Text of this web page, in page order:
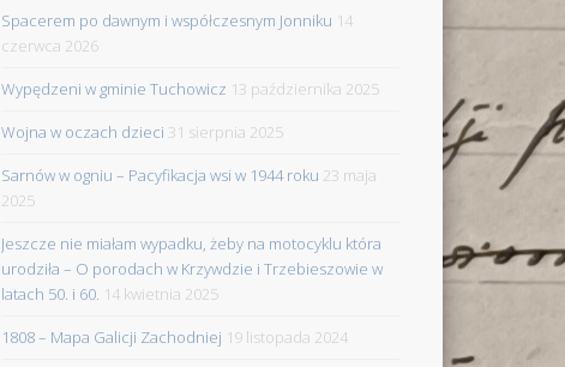
Spacerem po dawnym i współczesnym Jonniku 14
czerwca 2026
Wypędzeni w gminie Tuchowicz 13 października 2025
Wojna w oczach dzieci 31 sierpnia 2025
Sarnów w ogniu – Pacyfikacja wsi w 1944 roku 23 maja
2025
Jeszcze nie miałam wypadku, żeby na motocyklu która
urodziła – O porodach w Krzywdzie i Trzebieszowie w
latach 50. i 60. 14 kwietnia 2025
1808 – Mapa Galicji Zachodniej 19 listopada 2024